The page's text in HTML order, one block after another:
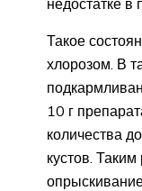
Такое
хлорозом. В
10 г
количества
кустов.